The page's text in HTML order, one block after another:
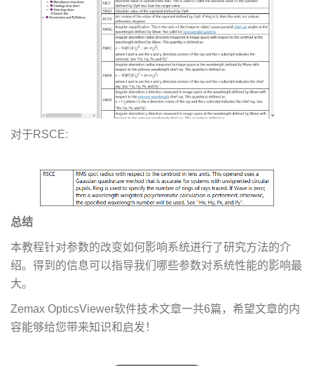
对于RSCE:
总结
本教程针对参数的改变如何影响系统进行了研究方法的介
绍。得到的信息可以指导我们哪些参数对系统性能的影响最
大。
Zemax OpticsViewer软件技术文章一共6篇，希望文章的内
容能够给您带来知识和启发！